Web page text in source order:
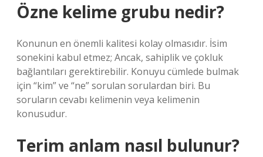
Özne kelime grubu nedir?
Konunun en önemli kalitesi kolay olmasıdır. İsim
sonekini kabul etmez; Ancak, sahiplik ve çokluk
bağlantıları gerektirebilir. Konuyu cümlede bulmak
için “kim” ve “ne” sorulan sorulardan biri. Bu
soruların cevabı kelimenin veya kelimenin
konusudur.
Terim anlam nasıl bulunur?